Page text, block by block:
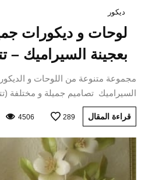
ديكور
لوحات و ديكورات
بعجينة السيراميك –
مجموعة متنوعة من اللوحات و
السيراميك تصاميم جميلة و مختلفة
قراءة المقال 289
4506